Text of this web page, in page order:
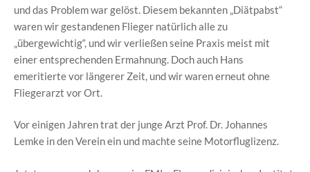
und das Problem war gelöst. Diesem bekannten „Diätpabst“
waren wir gestandenen Flieger natürlich alle zu
„übergewichtig“, und wir verließen seine Praxis meist mit
einer entsprechenden Ermahnung. Doch auch Hans
emeritierte vor längerer Zeit, und wir waren erneut ohne
Fliegerarzt vor Ort.
Vor einigen Jahren trat der junge Arzt Prof. Dr. Johannes
Lemke in den Verein ein und machte seine Motorfluglizenz.